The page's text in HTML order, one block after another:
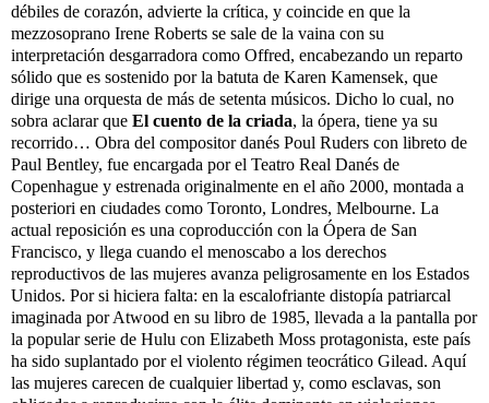
débiles de corazón, advierte la crítica, y coincide en que la
mezzosoprano Irene Roberts se sale de la vaina con su
interpretación desgarradora como Offred, encabezando un reparto
sólido que es sostenido por la batuta de Karen Kamensek, que
dirige una orquesta de más de setenta músicos. Dicho lo cual, no
sobra aclarar que El cuento de la criada, la ópera, tiene ya su
recorrido… Obra del compositor danés Poul Ruders con libreto de
Paul Bentley, fue encargada por el Teatro Real Danés de
Copenhague y estrenada originalmente en el año 2000, montada a
posteriori en ciudades como Toronto, Londres, Melbourne. La
actual reposición es una coproducción con la Ópera de San
Francisco, y llega cuando el menoscabo a los derechos
reproductivos de las mujeres avanza peligrosamente en los Estados
Unidos. Por si hiciera falta: en la escalofriante distopía patriarcal
imaginada por Atwood en su libro de 1985, llevada a la pantalla por
la popular serie de Hulu con Elizabeth Moss protagonista, este país
ha sido suplantado por el violento régimen teocrático Gilead. Aquí
las mujeres carecen de cualquier libertad y, como esclavas, son